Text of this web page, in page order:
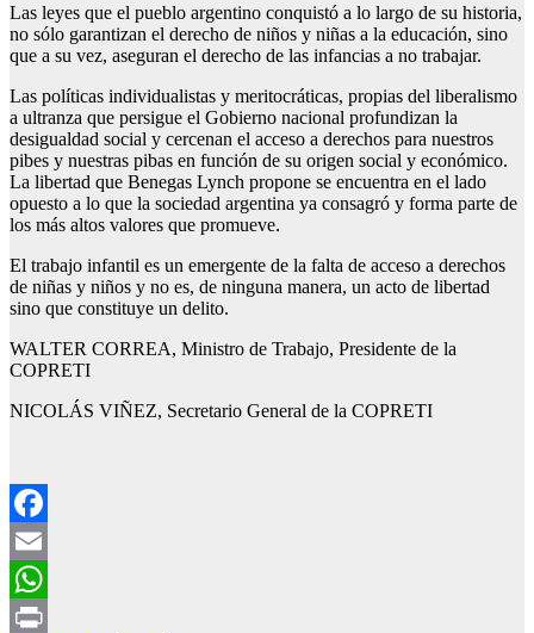
Las leyes que el pueblo argentino conquistó a lo largo de su historia,
no sólo garantizan el derecho de niños y niñas a la educación, sino
que a su vez, aseguran el derecho de las infancias a no trabajar.
Las políticas individualistas y meritocráticas, propias del liberalismo
a ultranza que persigue el Gobierno nacional profundizan la
desigualdad social y cercenan el acceso a derechos para nuestros
pibes y nuestras pibas en función de su origen social y económico.
La libertad que Benegas Lynch propone se encuentra en el lado
opuesto a lo que la sociedad argentina ya consagró y forma parte de
los más altos valores que promueve.
El trabajo infantil es un emergente de la falta de acceso a derechos
de niñas y niños y no es, de ninguna manera, un acto de libertad
sino que constituye un delito.
WALTER CORREA, Ministro de Trabajo, Presidente de la
COPRETI
NICOLÁS VIÑEZ, Secretario General de la COPRETI
Facebook
Email
WhatsApp